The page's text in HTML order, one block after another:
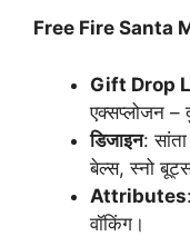
Free Fire Santa
Gift Drop
एक्सप्लोजन –
डिजाइन:
बेल्स, स्नो
Attributes
वॉकिंग।